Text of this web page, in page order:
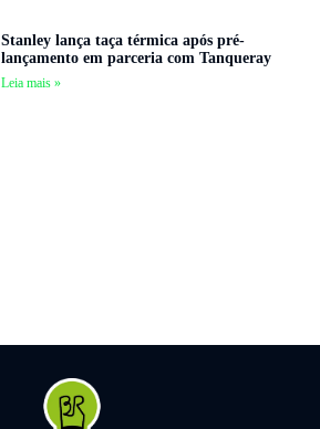
Stanley lança taça térmica após pré-
lançamento em parceria com Tanqueray
Leia mais »